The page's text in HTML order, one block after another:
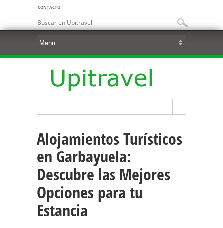
CONTACTO
Alojamientos Turísticos
en Garbayuela:
Descubre las Mejores
Opciones para tu
Estancia